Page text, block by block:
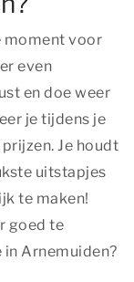
moment voor
even
en doe weer
je tijdens je
Je houdt
uitstapjes
te maken!
goed te
Arnemuiden?